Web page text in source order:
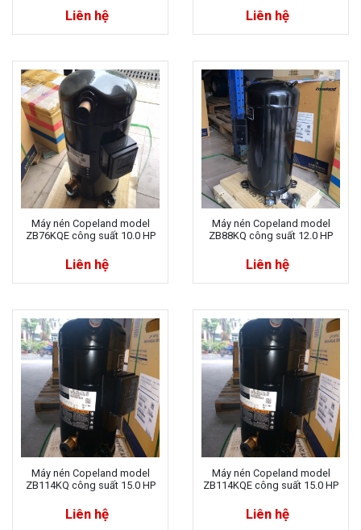
Liên hệ Liên hệ
Máy nén Copeland model
ZB76KQE công suất 10.0 HP
Liên hệ
Máy nén Copeland model
ZB88KQ công suất 12.0 HP
Liên hệ
Máy nén Copeland model
ZB114KQ công suất 15.0 HP
Liên hệ
Máy nén Copeland model
ZB114KQE công suất 15.0 HP
Liên hệ